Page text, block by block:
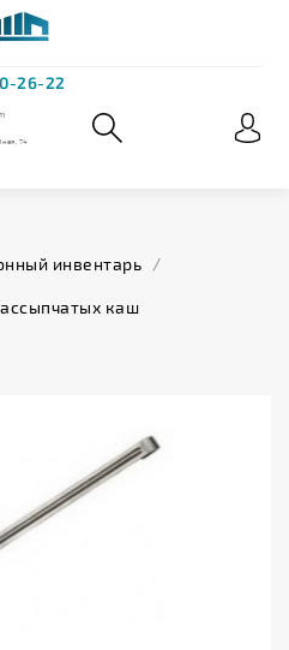
инвентарь /
каш